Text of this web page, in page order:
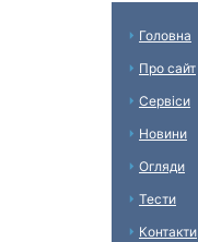
Головна
Про сайт
Сервіси
Новини
Огляди
Тести
Контакти